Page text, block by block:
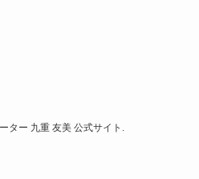
ター 九重 友美 公式サイト.